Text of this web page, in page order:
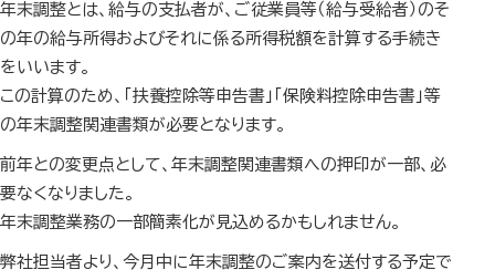
年末調整とは、給与の支払者が、ご従業員等（給与受給者）のそ
の年の給与所得およびそれに係る所得税額を計算する手続き
をいいます。
この計算のため、「扶養控除等申告書」「保険料控除申告書」等
の年末調整関連書類が必要となります。
前年との変更点として、年末調整関連書類への押印が一部、必
要なくなりました。
年末調整業務の一部簡素化が見込めるかもしれません。
弊社担当者より、今月中に年末調整のご案内を送付する予定で